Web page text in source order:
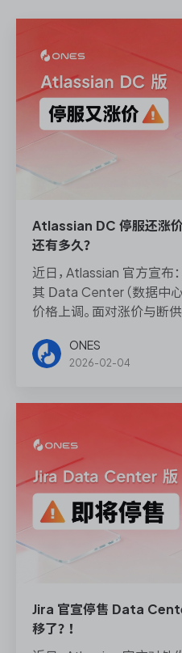
Atlassian DC 停服还涨价
还有多久？
近日，Atlassian 官方宣布
其 Data Center（数据中
价格上调。面对涨价与断
ONES
2026-02-04
Jira 官宣停售 Data
移了？！